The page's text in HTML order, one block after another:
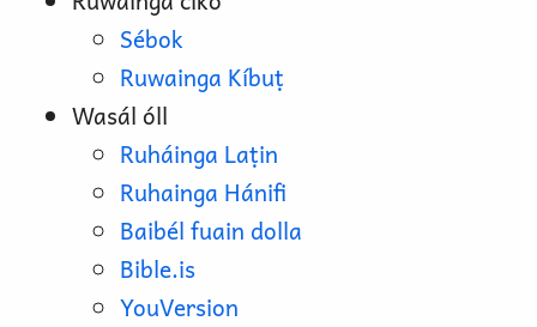
Sébok
Ruwainga Kíbuṭ
Wasál óll
Ruháinga Laṭin
Ruhainga Hánifi
Baibél fuain dolla
Bible.is
YouVersion